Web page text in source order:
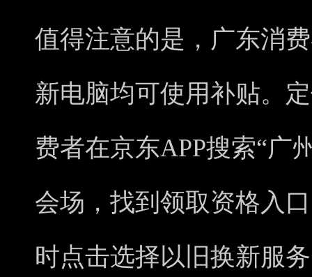
值得注意的是，广东消
新电脑均可使用补贴。
费者在京东APP搜索“广
会场，找到领取资格入
时点击选择以旧换新服